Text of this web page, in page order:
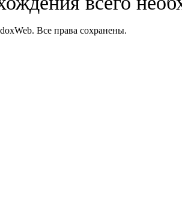
Все права сохранены.